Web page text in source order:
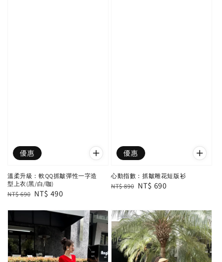
優惠
溫柔升級：軟QQ抓皺彈性一字造
型上衣(黑/白/咖)
Regular
NT$ 690 Sale
NT$ 490
優惠
心動指數：抓皺雕花短版衫
Regular
NT$ 890 Sale
NT$ 690